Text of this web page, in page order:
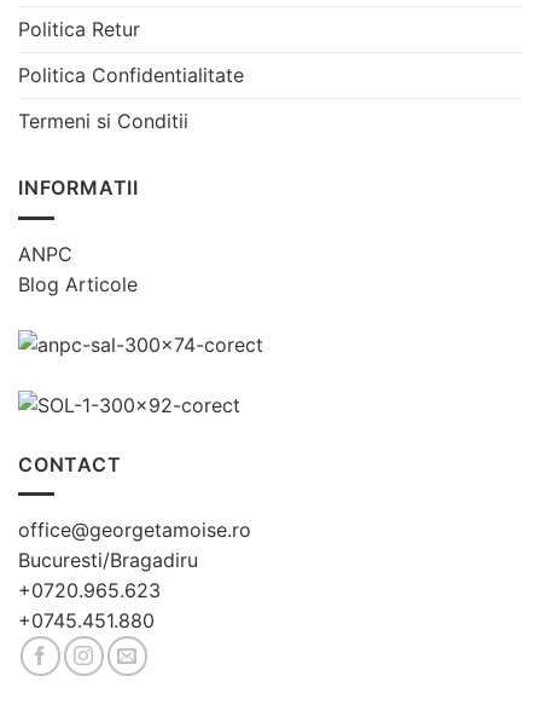
Politica Retur
Politica Confidentialitate
Termeni si Conditii
INFORMATII
ANPC
Blog Articole
CONTACT
office@georgetamoise.ro
Bucuresti/Bragadiru
+0720.965.623
+0745.451.880